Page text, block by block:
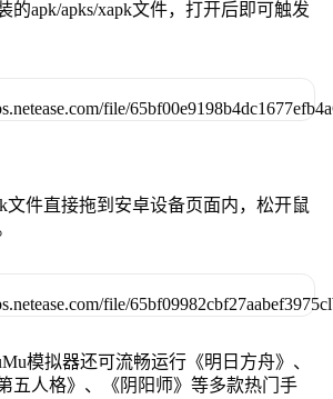
的apk/apks/xapk文件，打开后即可触发
文件直接拖到安卓设备页面内，松开鼠
模拟器还可流畅运行《明日方舟》、
五人格》、《阴阳师》等多款热门手